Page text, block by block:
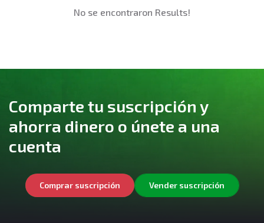
No se encontraron Results!
Comparte tu suscripción y
ahorra dinero o únete a una
cuenta
Comprar suscripción Vender suscripción